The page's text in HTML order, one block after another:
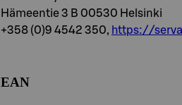
Hämeentie 3 B 00530 Helsinki
+358 (0)9 4542 350, https://
EAN